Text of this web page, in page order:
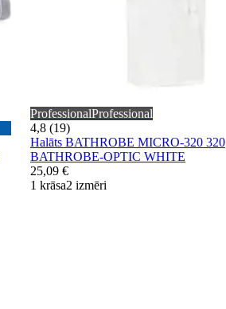
ProfessionalProfessional
4,8 (19)
Halāts BATHROBE MICRO-320 320
BATHROBE-OPTIC WHITE
25,09 €
1 krāsa2 izmēri